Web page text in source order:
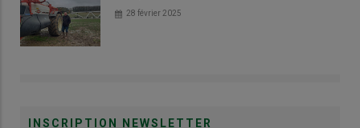
28 février 2025
INSCRIPTION NEWSLETTER